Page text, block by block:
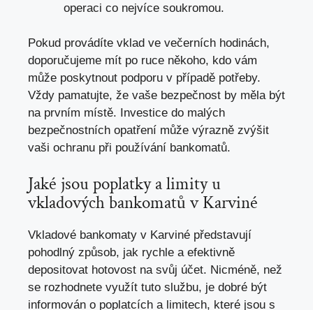
operaci co nejvíce soukromou.
Pokud provádíte vklad ve večerních hodinách,
doporučujeme mít po ruce někoho, kdo vám
může poskytnout podporu v případě potřeby.
Vždy pamatujte, že vaše bezpečnost by měla být
na prvním místě. Investice do malých
bezpečnostních opatření může výrazně zvýšit
vaši ochranu při používání bankomatů.
Jaké jsou poplatky a limity u
vkladových bankomatů v Karviné
Vkladové bankomaty v Karviné představují
pohodlný způsob, jak rychle a efektivně
depositovat hotovost na svůj účet. Nicméně, než
se rozhodnete využít tuto službu, je dobré být
informován o poplatcích a limitech, které jsou s